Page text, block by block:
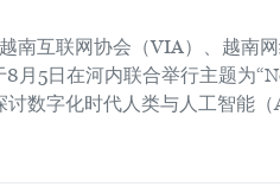
南互联网协会（VIA）、越南
月5日在河内联合举行主题为
数字化时代人类与人工智能